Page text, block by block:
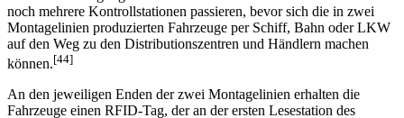
Täglich verlassen bis zu 1.950 Fahrzeuge der Typen Fiesta und
Fusion die Fertigungshallen der Ford-Werke in Köln. Diese müssen
noch mehrere Kontroll­stationen passieren, bevor sich die in zwei
Montagelinien produzierten Fahrzeuge per Schiff, Bahn oder LKW
können. [44]